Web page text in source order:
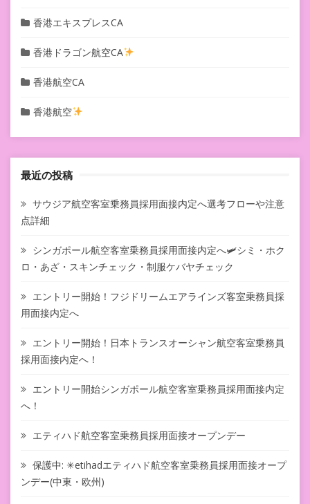
香港エキスプレスCA
香港ドラゴン航空CA
香港航空CA
香港航空
最近の投稿
サウジア航空客室乗務員採用面接内定へ選考フローや注意
点詳細
シンガポール航空客室乗務員採用面接内定へ🛩シミ・ホク
ロ・あざ・スキンチェック・制服ケバヤチェック
エントリー開始！フジドリームエアラインズ客室乗務員採
用面接内定へ
エントリー開始！日本トランスオーシャン航空客室乗務員
採用面接内定へ！
エントリー開始シンガポール航空客室乗務員採用面接内定
へ！
エティハド航空客室乗務員採用面接オープンデー
保護中: ✳︎etihadエティハド航空客室乗務員採用面接オープ
ンデー(中東・欧州)